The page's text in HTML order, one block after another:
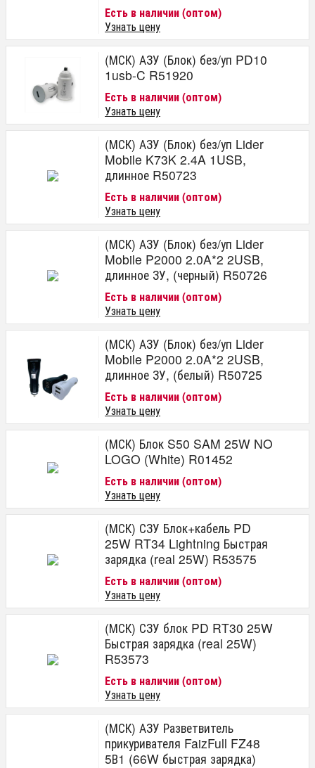
Есть в наличии (оптом)
Узнать цену
(МСК) АЗУ (Блок) без/уп PD10
1usb-C R51920
Есть в наличии (оптом)
Узнать цену
(МСК) АЗУ (Блок) без/уп Lider
Mobile K73K 2.4A 1USB,
длинное R50723
Есть в наличии (оптом)
Узнать цену
(МСК) АЗУ (Блок) без/уп Lider
Mobile P2000 2.0A*2 2USB,
длинное ЗУ, (черный) R50726
Есть в наличии (оптом)
Узнать цену
(МСК) АЗУ (Блок) без/уп Lider
Mobile P2000 2.0A*2 2USB,
длинное ЗУ, (белый) R50725
Есть в наличии (оптом)
Узнать цену
(МСК) Блок S50 SAM 25W NO
LOGO (White) R01452
Есть в наличии (оптом)
Узнать цену
(МСК) СЗУ Блок+кабель PD
25W RT34 Lightning Быстрая
зарядка (real 25W) R53575
Есть в наличии (оптом)
Узнать цену
(МСК) СЗУ блок PD RT30 25W
Быстрая зарядка (real 25W)
R53573
Есть в наличии (оптом)
Узнать цену
(МСК) АЗУ Разветвитель
прикуривателя FaizFull FZ48
5В1 (66W быстрая зарядка)